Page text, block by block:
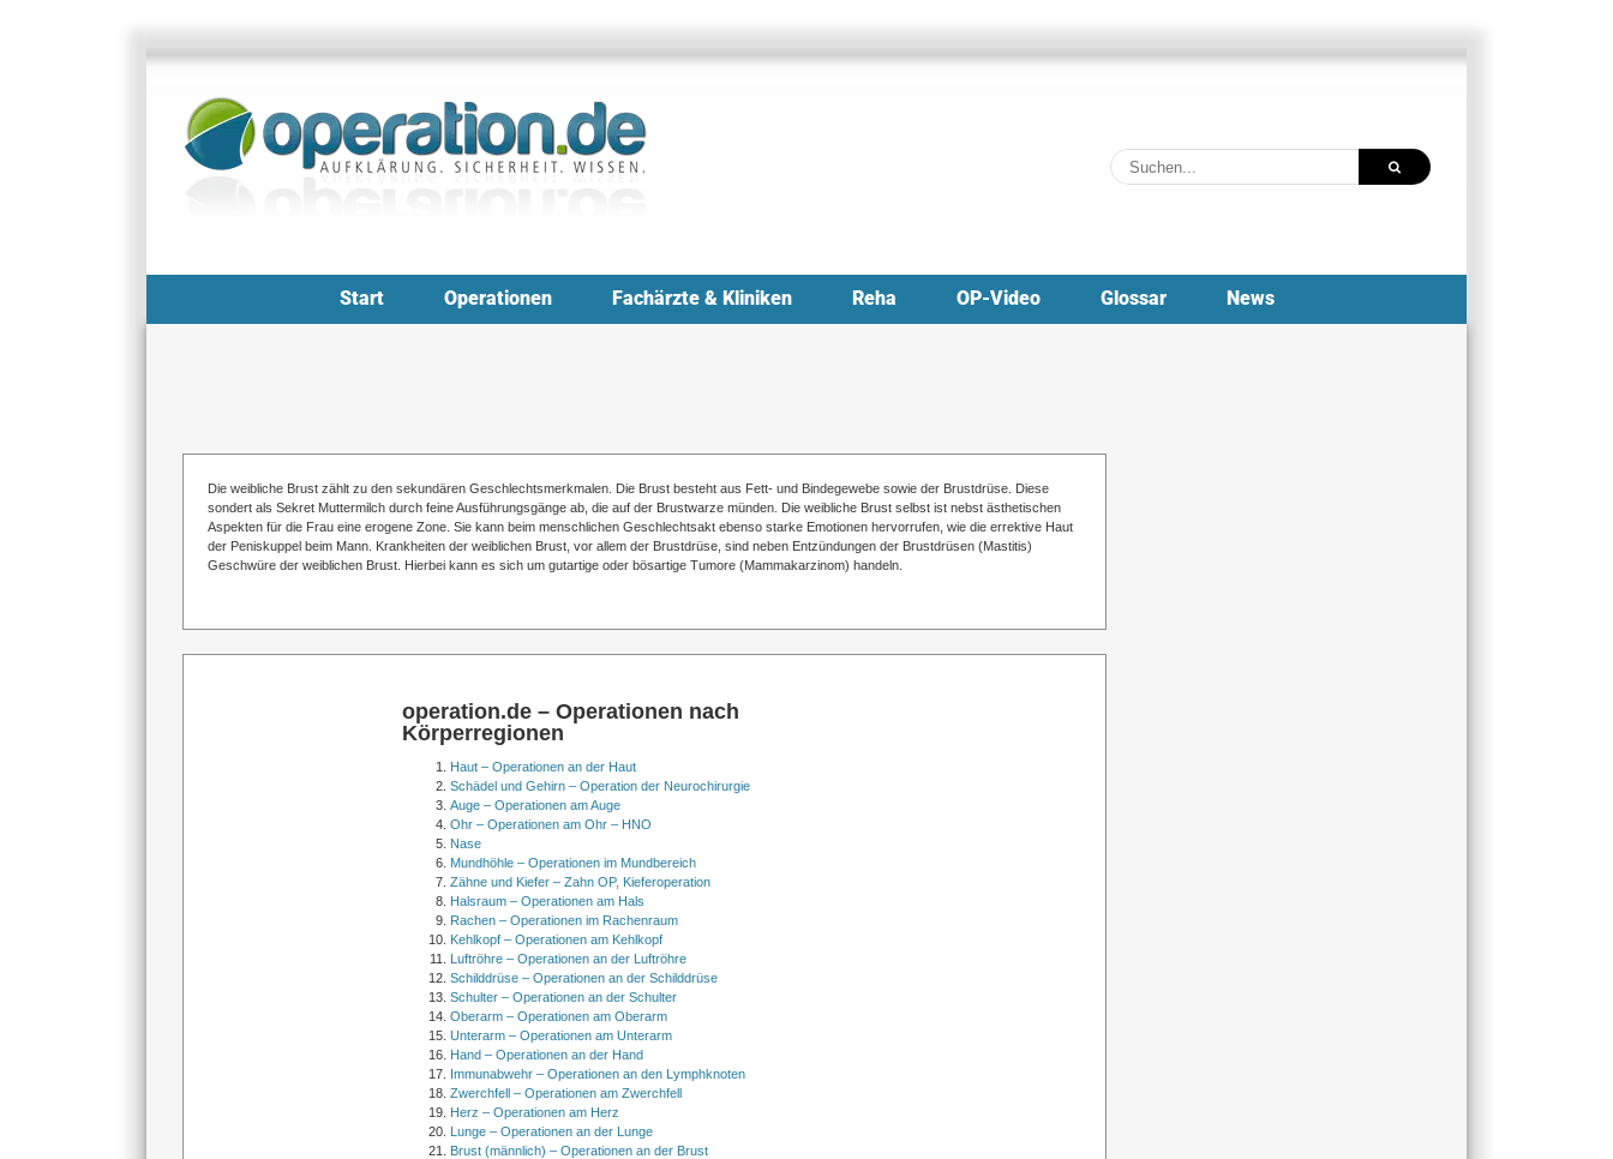
Suche
nach:
Start Operationen Fachärzte & Kliniken Reha OP-Video Glossar News
Die weibliche Brust zählt zu den sekundären Geschlechtsmerkmalen. Die Brust besteht aus Fett- und Bindegewebe sowie der Brustdrüse. Diese
sondert als Sekret Muttermilch durch feine Ausführungsgänge ab, die auf der Brustwarze münden. Die weibliche Brust selbst ist nebst ästhetischen
Aspekten für die Frau eine erogene Zone. Sie kann beim menschlichen Geschlechtsakt ebenso starke Emotionen hervorrufen, wie die errektive Haut
der Peniskuppel beim Mann. Krankheiten der weiblichen Brust, vor allem der Brustdrüse, sind neben Entzündungen der Brustdrüsen (Mastitis)
Geschwüre der weiblichen Brust. Hierbei kann es sich um gutartige oder bösartige Tumore (Mammakarzinom) handeln.
operation.de – Operationen nach
Körperregionen
Haut – Operationen an der Haut
Schädel und Gehirn – Operation der Neurochirurgie
Auge – Operationen am Auge
Ohr – Operationen am Ohr – HNO
Nase
Mundhöhle – Operationen im Mundbereich
Zähne und Kiefer – Zahn OP, Kieferoperation
Halsraum – Operationen am Hals
Rachen – Operationen im Rachenraum
Kehlkopf – Operationen am Kehlkopf
Luftröhre – Operationen an der Luftröhre
Schilddrüse – Operationen an der Schilddrüse
Schulter – Operationen an der Schulter
Oberarm – Operationen am Oberarm
Unterarm – Operationen am Unterarm
Hand – Operationen an der Hand
Immunabwehr – Operationen an den Lymphknoten
Zwerchfell – Operationen am Zwerchfell
Herz – Operationen am Herz
Lunge – Operationen an der Lunge
Brust (männlich) – Operationen an der Brust